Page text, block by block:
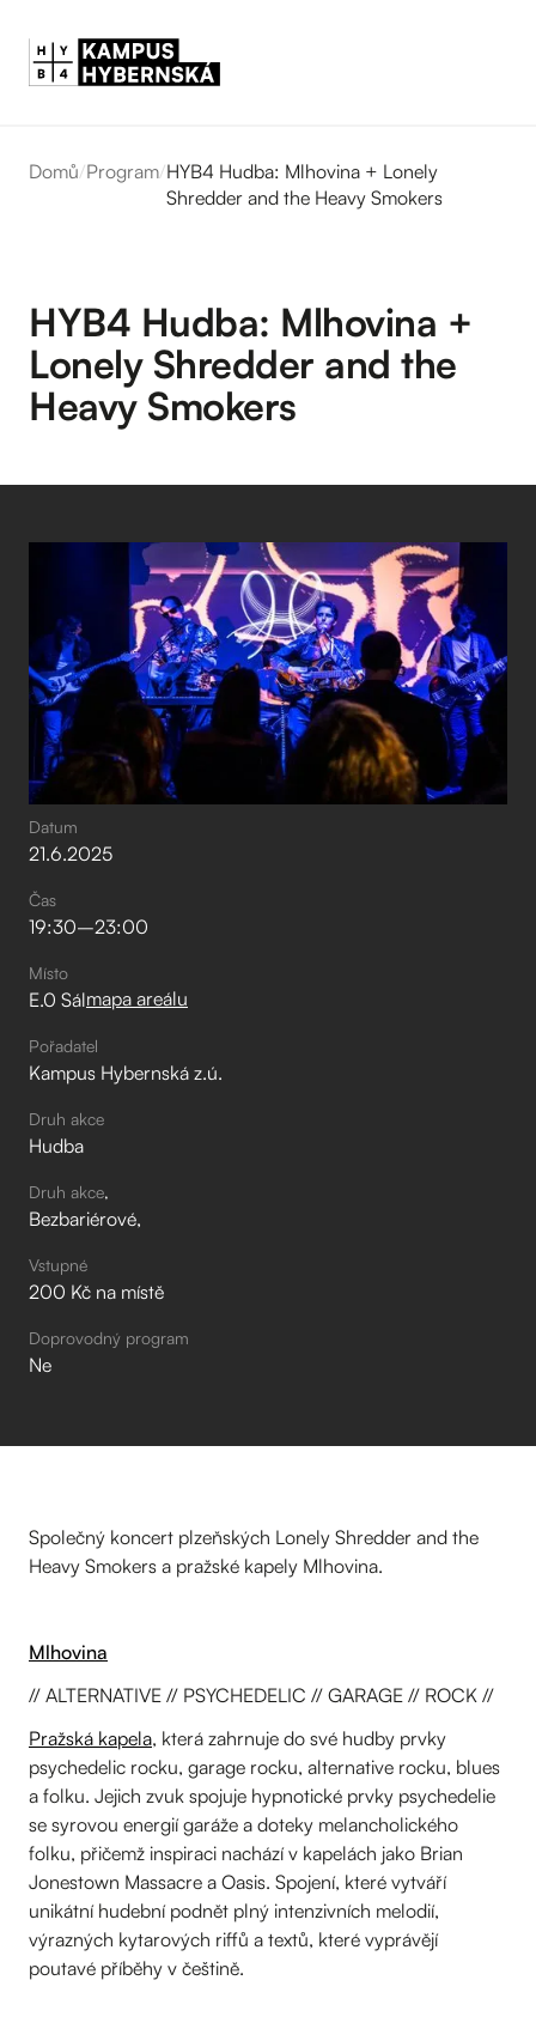
Domů/Program/HYB4 Hudba: Mlhovina + Lonely
Shredder and the Heavy Smokers
HYB4 Hudba: Mlhovina +
Lonely Shredder and the
Heavy Smokers
Datum
21.6.2025
Čas
19:30–⁠23:00
Místo
E.0 Sálmapa areálu
Pořadatel
Kampus Hybernská z.ú.
Druh akce
Hudba
Druh akce
Bezbariérové
Vstupné
200 Kč na místě
Doprovodný program
Ne
Společný koncert plzeňských Lonely Shredder and the
Heavy Smokers a pražské kapely Mlhovina.
Mlhovina
// ALTERNATIVE // PSYCHEDELIC // GARAGE // ROCK //
Pražská kapela, která zahrnuje do své hudby prvky
psychedelic rocku, garage rocku, alternative rocku, blues
a folku. Jejich zvuk spojuje hypnotické prvky psychedelie
se syrovou energií garáže a doteky melancholického
folku, přičemž inspiraci nachází v kapelách jako Brian
Jonestown Massacre a Oasis. Spojení, které vytváří
unikátní hudební podnět plný intenzivních melodií,
výrazných kytarových riffů a textů, které vyprávějí
poutavé příběhy v češtině.